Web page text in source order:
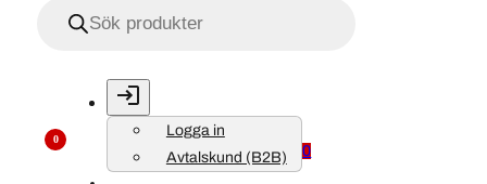
Logga in
Avtalskund (B2B)
0
0